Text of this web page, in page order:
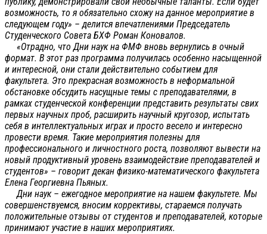
возможность, то я обязательно схожу на данное мероприятие в
следующем году» – делится впечатлениями Председатель
Студенческого Совета БХФ Роман Коновалов.
«Отрадно, что Дни наук на ФМФ вновь вернулись в очный
формат. В этот раз программа получилась особенно насыщенной
и интересной, они стали действительно событием для
факультета. Это прекрасная возможность в неформальной
обстановке обсудить насущные темы с преподавателями, в
рамках студенческой конференции представить результаты свих
первых научных проб, расширить научный кругозор, испытать
себя в интеллектуальных играх и просто весело и интересно
провести время. Такие мероприятия полезны для
профессионального и личностного роста, позволяют вывести на
новый продуктивный уровень взаимодействие преподавателей и
студентов» – говорит декан физико-математического факультета
Елена Георгиевна Пьяных.
Дни наук – ежегодное мероприятие на нашем факультете. Мы
совершенствуемся, вносим коррективы, стараемся получать
положительные отзывы от студентов и преподавателей, которые
принимают участие в наших мероприятиях.